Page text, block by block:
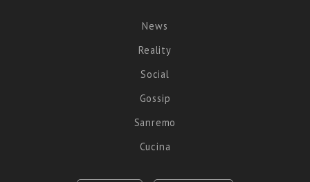
News
Reality
Social
Gossip
Sanremo
Cucina